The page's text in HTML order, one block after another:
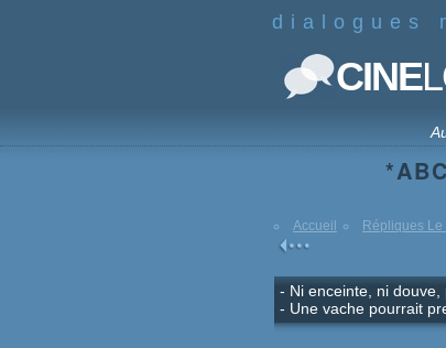
dialogues
CINE
*ABC
Accueil Répliques
- Ni enceinte, ni douve,
- Une vache pourrait